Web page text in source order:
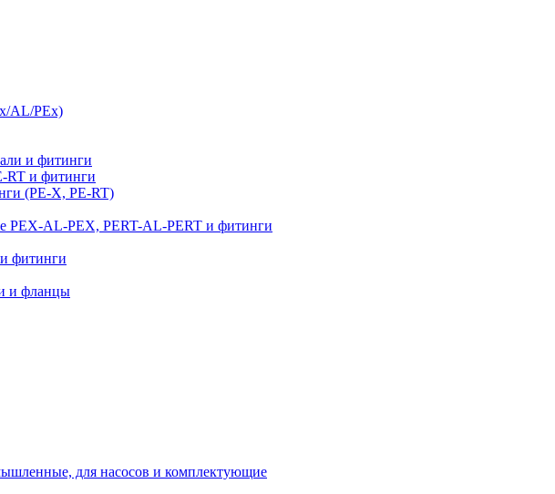
AL/PEx)
и фитинги
RT и фитинги
(PE-X, PE-RT)
PEX-AL-PEX, PERT-AL-PERT и фитинги
фитинги
и фланцы
для насосов и комплектующие